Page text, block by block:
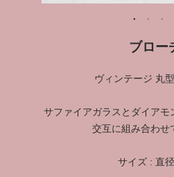
ブロー
ヴィンテージ 丸
サファイアガラスとダイアモ
交互に組み合わせ
サイズ : 直